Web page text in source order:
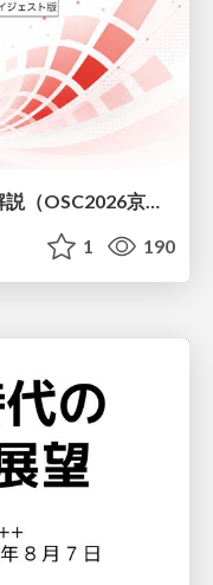
Redmine 7.0 新機能・機能強化解説（OSC2026京都ダイジェスト版）
1 190